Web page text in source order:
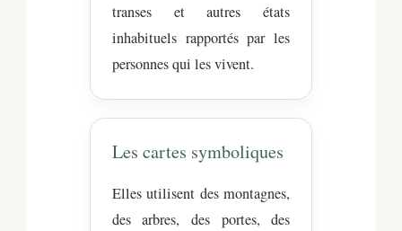
transes et autres états
inhabituels rapportés par les
personnes qui les vivent.
Les cartes symboliques
Elles utilisent des montagnes,
des arbres, des portes, des